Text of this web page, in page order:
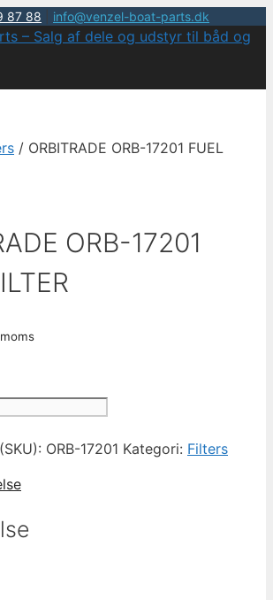
87 88 info@venzel-boat-parts.dk
/ ORBITRADE ORB-17201 FUEL
ORB-17201
ORB-17201 Kategori: Filters